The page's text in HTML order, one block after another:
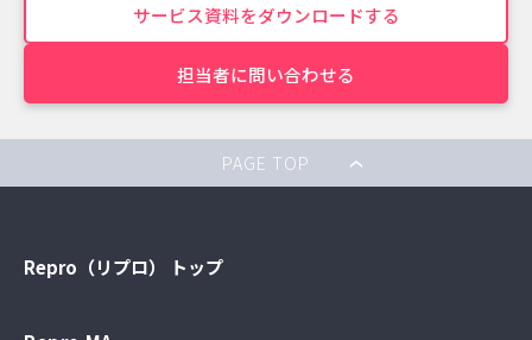
サービス資料をダウンロードする
担当者に問い合わせる
PAGE TOP
Repro（リプロ） トップ